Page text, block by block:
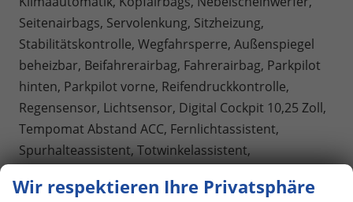
Seitenairbags, Servolenkung, Sitzheizung,
Stabilitätskontrolle, Wegfahrsperre, Außenspiegel
beheizbar, Beifahrerairbag, Fahrerairbag, Parkpilot
hinten, Parkpilot vorne, Reifendruckkontrolle,
Regensensor, Lichtsensor, Digital Cockpit 10,25 Zoll,
Tempomat Abstand ACC, Fernlichtassistent,
Spurhalteassistent, Totwinkelassistent,
Tagfahrlicht, Rückfahrkamera, Panoramadach,
Wir respektieren Ihre Privatsphäre